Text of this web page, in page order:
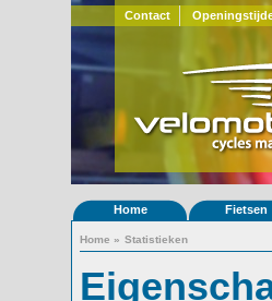
Contact
Home Fietsen
Home » Statistieken